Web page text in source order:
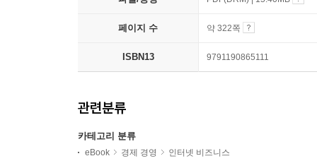
페이지 수 약 322쪽
ISBN13 9791190865111
관련분류
카테고리 분류
eBook 경제 경영 인터넷 비즈니스